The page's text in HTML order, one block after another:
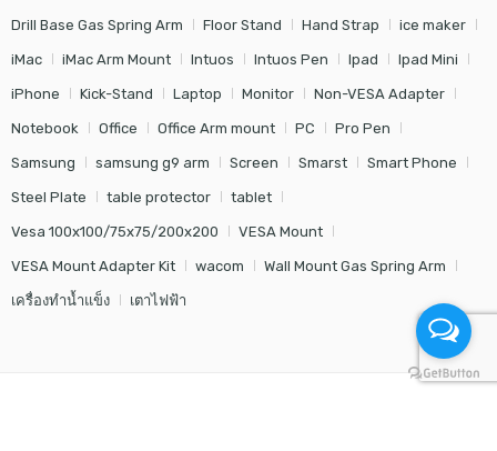
Drill Base Gas Spring Arm Floor Stand Hand Strap ice maker
iMac iMac Arm Mount Intuos Intuos Pen Ipad Ipad Mini
iPhone Kick-Stand Laptop Monitor Non-VESA Adapter
Notebook Office Office Arm mount PC Pro Pen
Samsung samsung g9 arm Screen Smarst Smart Phone
Steel Plate table protector tablet
Vesa 100x100/75x75/200x200 VESA Mount
VESA Mount Adapter Kit wacom Wall Mount Gas Spring Arm
เครื่องทำน้ำแข็ง เตาไฟฟ้า